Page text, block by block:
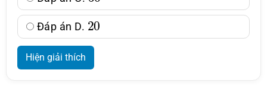
Đáp án D.
20
Hiện giải thích